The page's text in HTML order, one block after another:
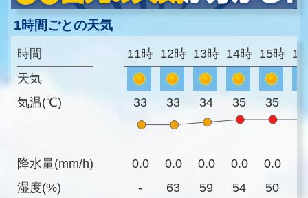
1時間ごとの天気
時間
天気
気温(℃)
降水量(mm/h)
湿度(%)
11時 12時 13時 14時 15時
33 33 34 35 35
0.0 0.0 0.0 0.0 0.0
-
63 59 54 50